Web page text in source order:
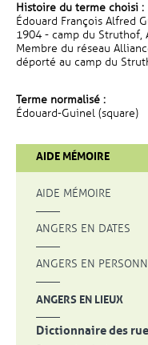
Histoire du terme choisi :
Édouard François Alfred
1904 - camp du Struthof,
Membre du réseau
déporté au camp du
Terme normalisé :
Édouard-Guinel (square)
AIDE MÉMOIRE
AIDE MÉMOIRE
ANGERS EN DATES
ANGERS EN
ANGERS EN LIEUX
Dictionnaire des